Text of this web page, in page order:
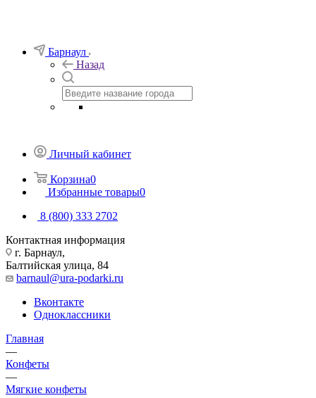
Барнаул
Назад
Личный кабинет
Корзина0
Избранные товары0
8 (800) 333 2702
Контактная информация
г. Барнаул,
Балтийская улица, 84
barnaul@ura-podarki.ru
Вконтакте
Одноклассники
Главная
—
Конфеты
—
Мягкие конфеты